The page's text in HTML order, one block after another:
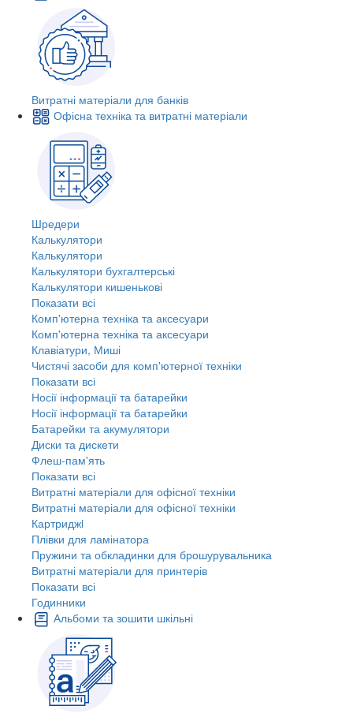
Витратні матеріали для банків
Офісна техніка та витратні матеріали
Шредери
Калькулятори
Калькулятори
Калькулятори бухгалтерські
Калькулятори кишенькові
Показати всі
Комп'ютерна техніка та аксесуари
Комп'ютерна техніка та аксесуари
Клавіатури, Миші
Чистячі засоби для комп'ютерної техніки
Показати всі
Носії інформації та батарейки
Носії інформації та батарейки
Батарейки та акумулятори
Диски та дискети
Флеш-пам'ять
Показати всі
Витратні матеріали для офісної техніки
Витратні матеріали для офісної техніки
Картриджi
Плівки для ламінатора
Пружини та обкладинки для брошурувальника
Витратні матеріали для принтерів
Показати всі
Годинники
Альбоми та зошити шкільні